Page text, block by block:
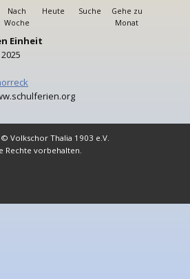
Nach
Woche
Heute Suche
Gehe zu
Monat
Einheit
Volkschor Thalia 1903 e.V.
Rechte vorbehalten.